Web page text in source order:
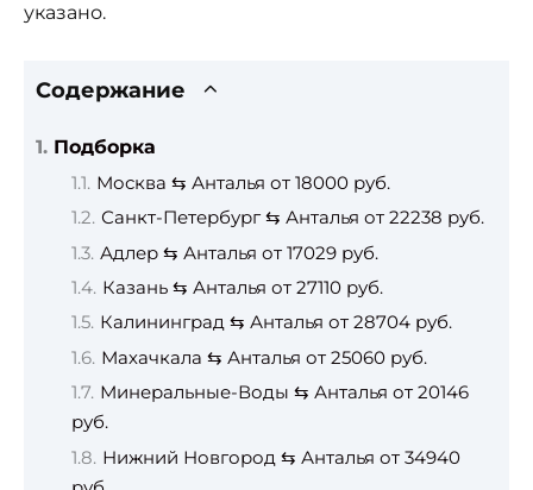
указано.
Содержание
Подборка
Москва ⇆ Анталья от 18000 руб.
Санкт-Петербург ⇆ Анталья от 22238 руб.
Адлер ⇆ Анталья от 17029 руб.
Казань ⇆ Анталья от 27110 руб.
Калининград ⇆ Анталья от 28704 руб.
Махачкала ⇆ Анталья от 25060 руб.
Минеральные-Воды ⇆ Анталья от 20146
руб.
Нижний Новгород ⇆ Анталья от 34940